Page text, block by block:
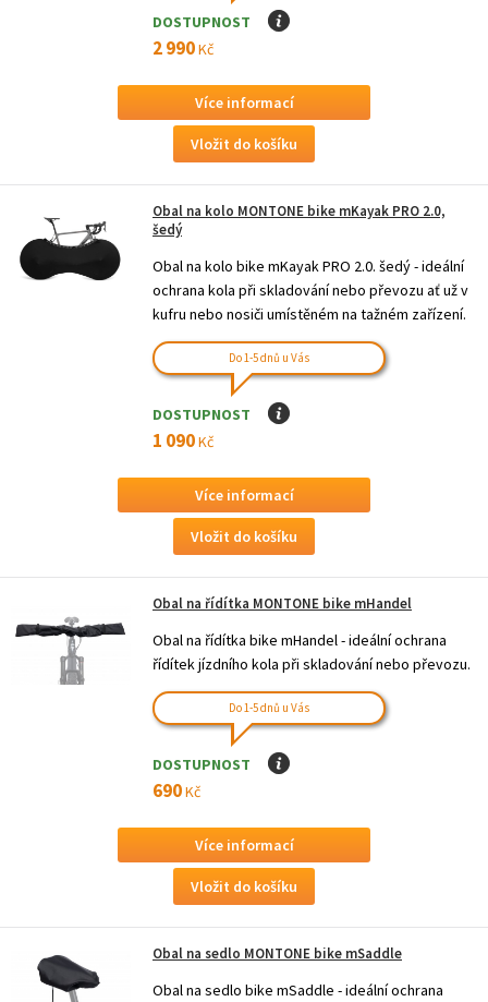
DOSTUPNOST I
2 990Kč
Více informací
Obal na kolo MONTONE bike mKayak PRO 2.0,
šedý
Obal na kolo bike mKayak PRO 2.0. šedý - ideální
ochrana kola při skladování nebo převozu ať už v
kufru nebo nosiči umístěném na tažném zařízení.
Do 1-5 dnů u Vás
DOSTUPNOST I
1 090Kč
Více informací
Obal na řídítka MONTONE bike mHandel
Obal na řídítka bike mHandel - ideální ochrana
řídítek jízdního kola při skladování nebo převozu.
Do 1-5 dnů u Vás
DOSTUPNOST I
690Kč
Více informací
Obal na sedlo MONTONE bike mSaddle
Obal na sedlo bike mSaddle - ideální ochrana